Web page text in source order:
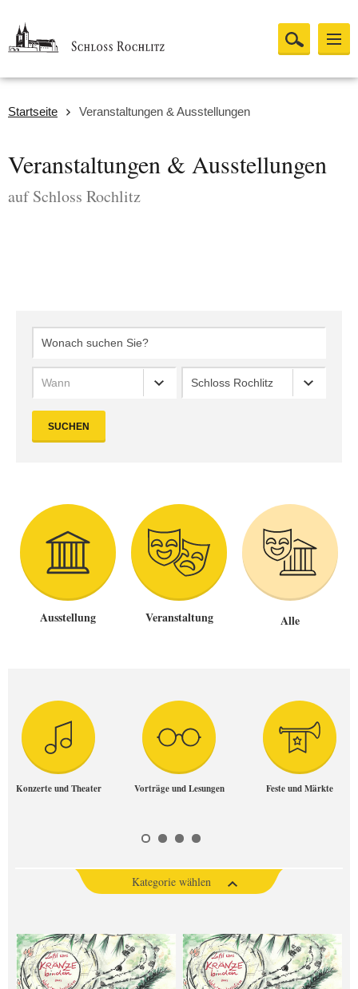
Startseite Veranstaltungen & Ausstellungen
Veranstaltungen & Ausstellungen
auf Schloss Rochlitz
Wann Schloss Rochlitz
SUCHEN
Ausstellung Veranstaltung Alle
Konzerte und Theater Vorträge und Lesungen Feste und Märkte
Kategorie wählen